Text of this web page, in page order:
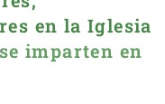
en la Iglesia
imparten en